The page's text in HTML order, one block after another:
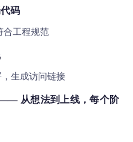
码
合工程规范
生成访问链接
从想法到上线，每个阶